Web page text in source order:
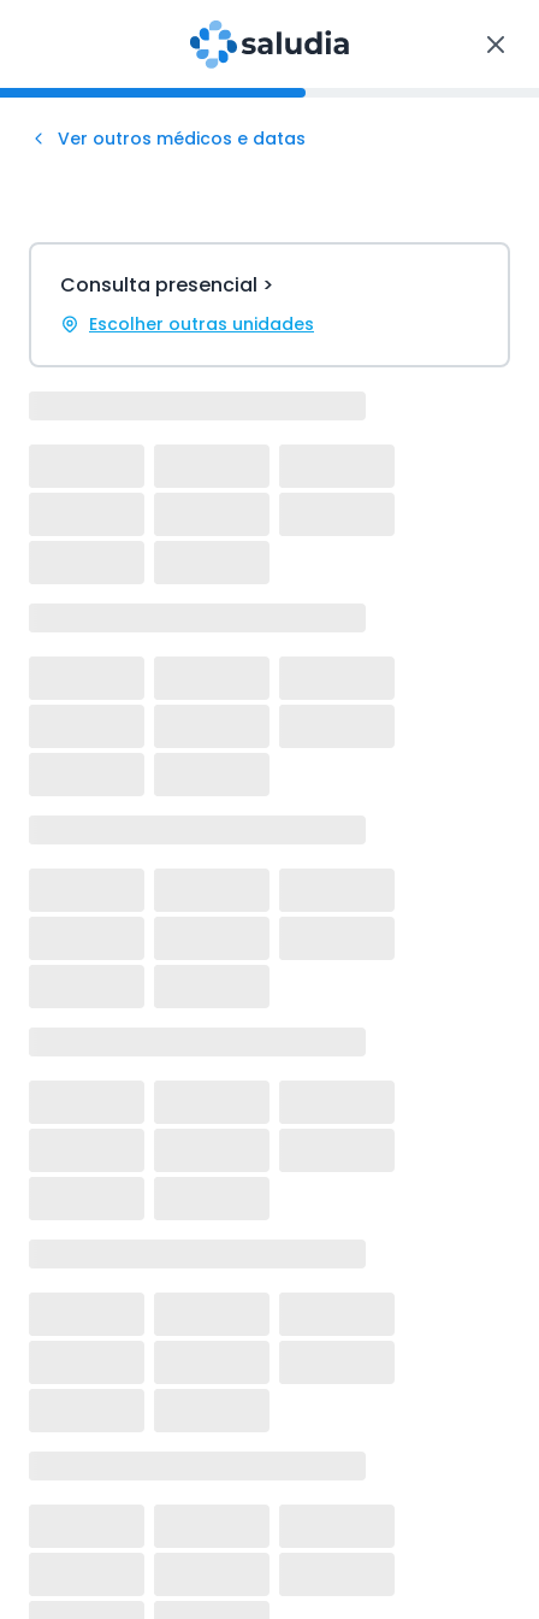
Ver outros médicos e datas
Consulta presencial >
Escolher outras unidades